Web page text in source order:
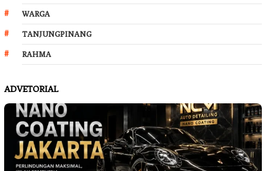
WARGA
TANJUNGPINANG
RAHMA
ADVETORIAL